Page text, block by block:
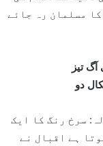
مسلمان رہ جائے
تیز
دو
سرخ رنگ کا ایک
ہے اقبال نے